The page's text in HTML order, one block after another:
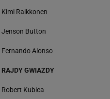
Kimi Raikkonen
Jenson Button
Fernando Alonso
RAJDY GWIAZDY
Robert Kubica